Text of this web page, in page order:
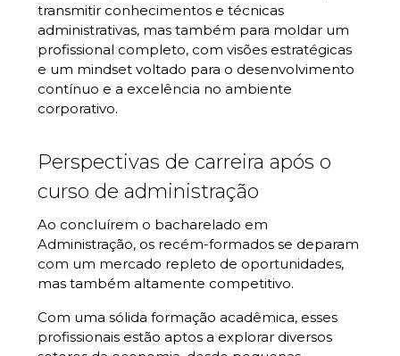
transmitir conhecimentos e técnicas
administrativas, mas também para moldar um
profissional completo, com visões estratégicas
e um mindset voltado para o desenvolvimento
contínuo e a excelência no ambiente
corporativo.
Perspectivas de carreira após o
curso de administração
Ao concluírem o bacharelado em
Administração, os recém-formados se deparam
com um mercado repleto de oportunidades,
mas também altamente competitivo.
Com uma sólida formação acadêmica, esses
profissionais estão aptos a explorar diversos